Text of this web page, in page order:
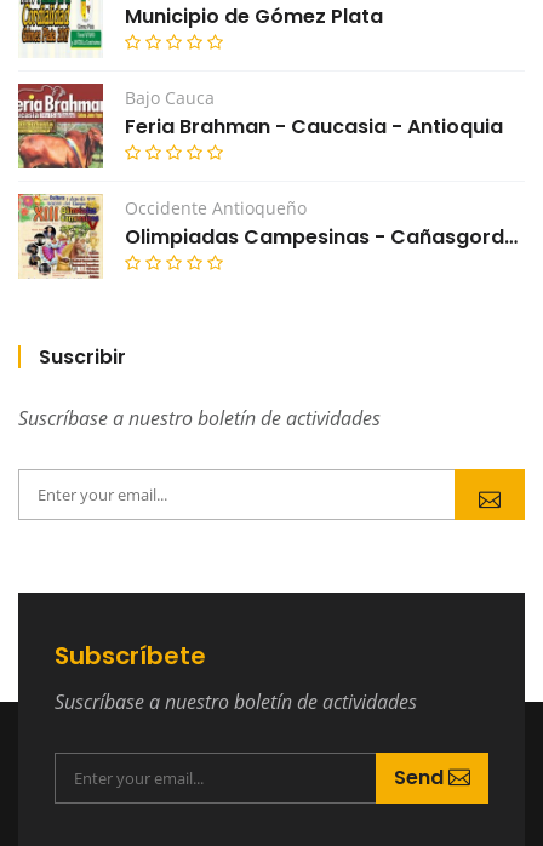
Municipio de Gómez Plata
Bajo Cauca
Feria Brahman - Caucasia - Antioquia
Occidente Antioqueño
Olimpiadas Campesinas - Cañasgordas - Antioquia
Suscribir
Suscríbase a nuestro boletín de actividades
Subscríbete
Suscríbase a nuestro boletín de actividades
Send